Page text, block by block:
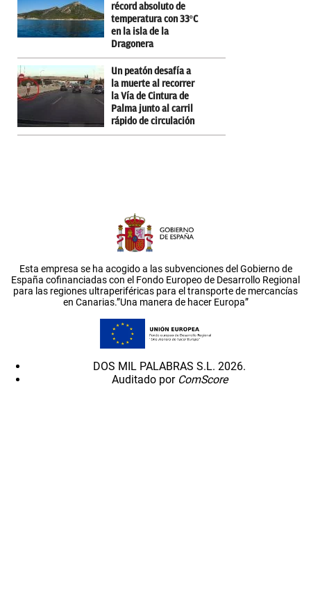
récord absoluto de
temperatura con 33ºC
en la isla de la
Dragonera
Un peatón desafía a
la muerte al recorrer
la Vía de Cintura de
Palma junto al carril
rápido de circulación
Esta empresa se ha acogido a las subvenciones del Gobierno de
España cofinanciadas con el Fondo Europeo de Desarrollo Regional
para las regiones ultraperiféricas para el transporte de mercancías
en Canarias.”Una manera de hacer Europa”
DOS MIL PALABRAS S.L. 2026.
Auditado por ComScore